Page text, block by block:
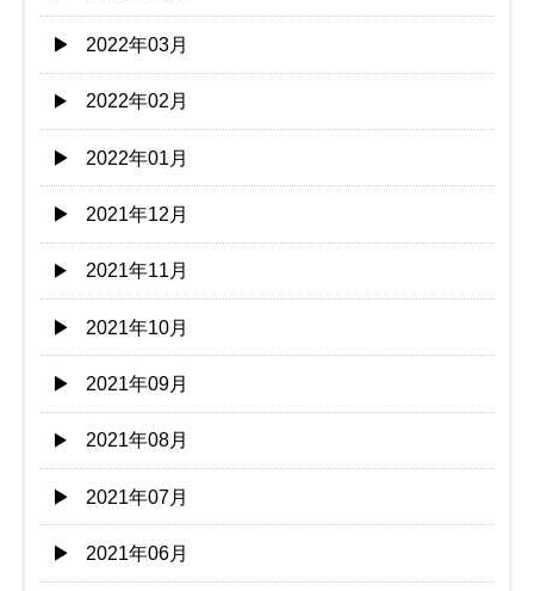
2022年03月
2022年02月
2022年01月
2021年12月
2021年11月
2021年10月
2021年09月
2021年08月
2021年07月
2021年06月